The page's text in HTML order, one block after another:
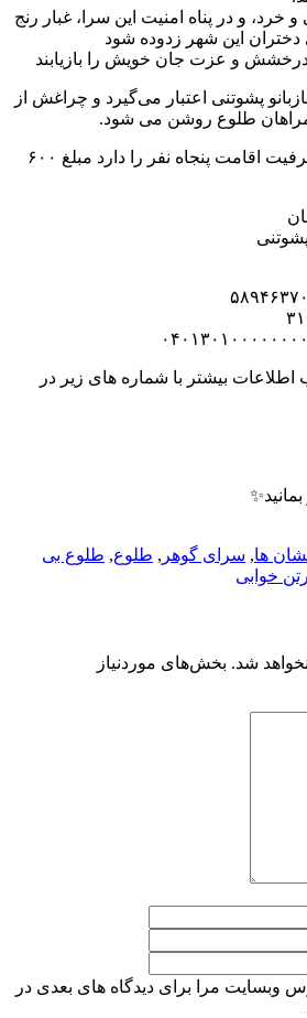
و خرد، و در پناه امنیت این سرا، غبار رنج
این شهر زدوده شود
و عزت جان خویش را بازیابند
پشوتنی اعتبار می‌گیرد و چراغش از
طلوع روشن می شود.
برای ودیعه خانه ای که ظرفیت اقامت پنجاه نفر را دارد مبلغ ۶۰۰
بیشتر با شماره های زیر در
ها, سرای گوهر , طلوع, طلوع بی
خوابی
شد. بخش‌های موردنیاز
وبسایت مرا برای دیدگاه های بعدی در